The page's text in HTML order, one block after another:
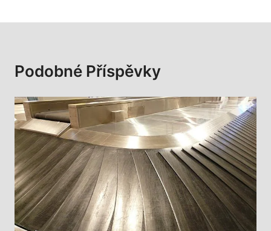
Podobné Příspěvky